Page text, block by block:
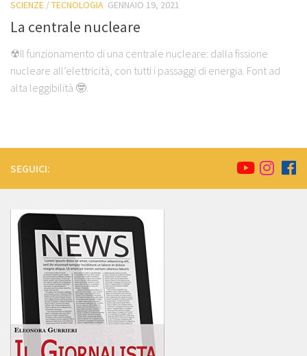
SCIENZE /TECNOLOGIA GENNAIO 19, 2021
La centrale nucleare
☢Il funzionamento di una centrale nucleare: dalla fissione
nucleare all’elettricità, con tutti i passaggi di energia. Font ad
alta leggibilità 🤓.
SEGUICI: